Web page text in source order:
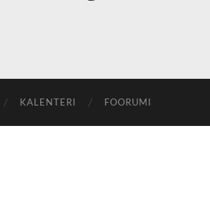
KALENTERI FOORUMI